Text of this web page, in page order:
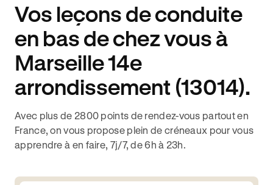
Vos leçons de conduite
en bas de chez vous à
Marseille 14e
arrondissement (13014).
Avec plus de 2800 points de rendez-vous partout en
France, on vous propose plein de créneaux pour vous
apprendre à en faire, 7j/7, de 6h à 23h.